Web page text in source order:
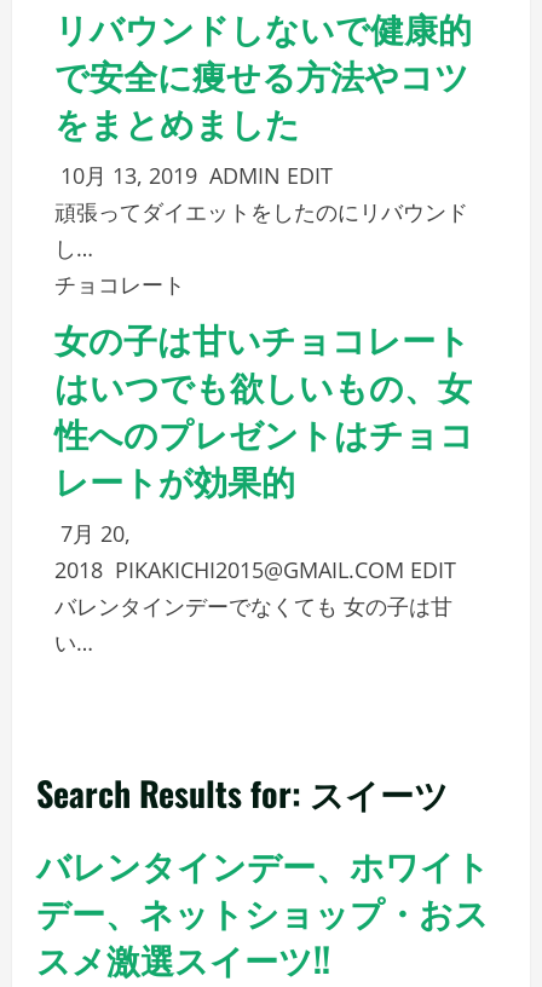
リバウンドしないで健康的
で安全に痩せる方法やコツ
をまとめました
10月 13, 2019 ADMIN EDIT
頑張ってダイエットをしたのにリバウンド
し…
チョコレート
女の子は甘いチョコレート
はいつでも欲しいもの、女
性へのプレゼントはチョコ
レートが効果的
7月 20,
2018 PIKAKICHI2015@GMAIL.COM EDIT
バレンタインデーでなくても 女の子は甘
い…
Search Results for: スイーツ
バレンタインデー、ホワイト
デー、ネットショップ・おス
スメ激選スイーツ!!